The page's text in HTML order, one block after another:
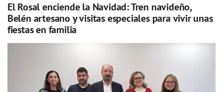
El Rosal enciende la Navidad: Tren navideño,
Belén artesano y visitas especiales para vivir unas
fiestas en familia